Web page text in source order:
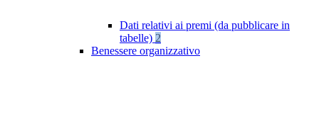
Dati relativi ai premi (da pubblicare in
tabelle) 2
Benessere organizzativo